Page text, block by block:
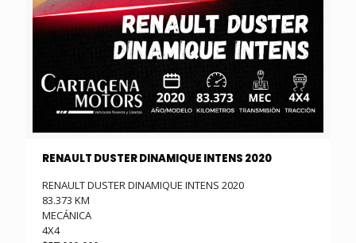
RENAULT DUSTER DINAMIQUE INTENS 2020
RENAULT DUSTER DINAMIQUE INTENS 2020
83.373 KM
MECÁNICA
4X4